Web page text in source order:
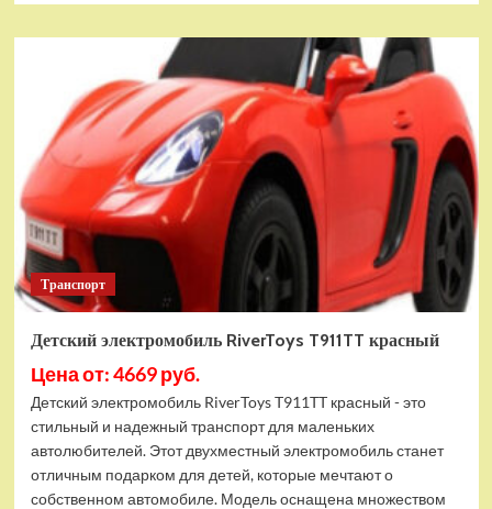
Детский
электромобиль
RiverToys
F888FF-
A
красный
Транспорт
Детский электромобиль RiverToys T911TT красный
Цена от: 4669 руб.
Детский электромобиль RiverToys T911TT красный - это
стильный и надежный транспорт для маленьких
автолюбителей. Этот двухместный электромобиль станет
отличным подарком для детей, которые мечтают о
собственном автомобиле. Модель оснащена множеством